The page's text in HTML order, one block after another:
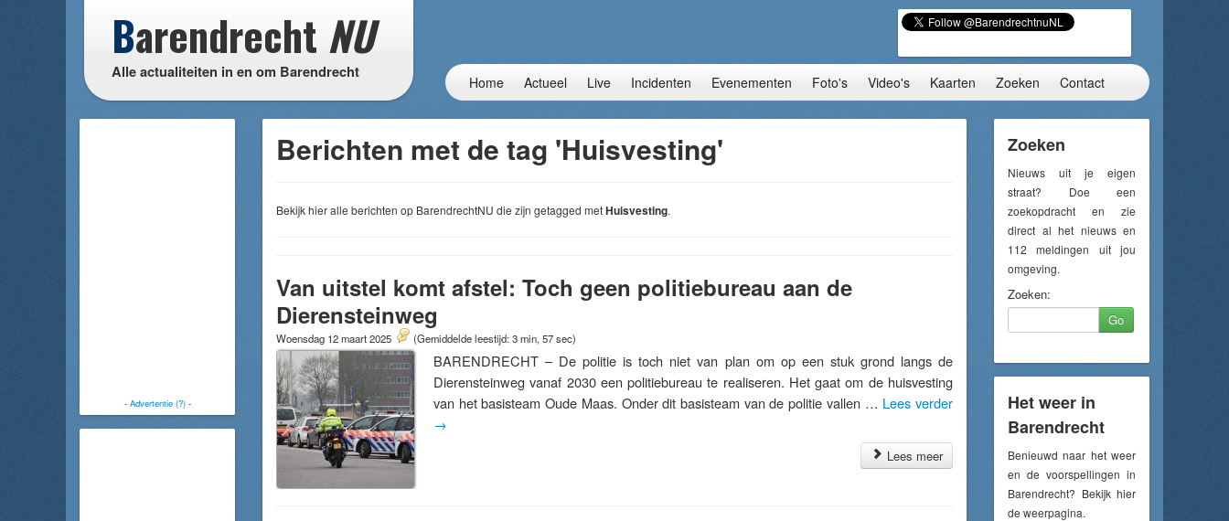
Barendrecht NU
Alle actualiteiten in en om Barendrecht
Home Actueel Live Incidenten Evenementen Foto's Video's Kaarten Zoeken Contact
- Advertentie (?)-
Berichten met de tag 'Huisvesting'
Bekijk hier alle berichten op BarendrechtNU die zijn getagged metHuisvesting.
Van uitstel komt afstel: Toch geen politiebureau aan de
Dierensteinweg
Woensdag 12 maart 2025 (Gemiddelde leestijd: 3 min, 57 sec)
BARENDRECHT – De politie is toch niet van plan om op een stuk grond langs de
Dierensteinweg vanaf 2030 een politiebureau te realiseren. Het gaat om de huisvesting
van het basisteam Oude Maas. Onder dit basisteam van de politie vallen … Lees verder
→
Lees meer
Zoeken
Nieuws uit je eigen
straat? Doe een
zoekopdracht en zie
direct al het nieuws en
112 meldingen uit jou
omgeving.
Zoeken:
Go
Het weer in
Barendrecht
Benieuwd naar het weer
en de voorspellingen in
Barendrecht? Bekijk hier
de weerpagina.